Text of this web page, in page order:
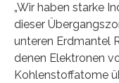
„Wir haben starke
dieser
unteren Erdmantel
denen Elektronen
Kohlenstoffatome